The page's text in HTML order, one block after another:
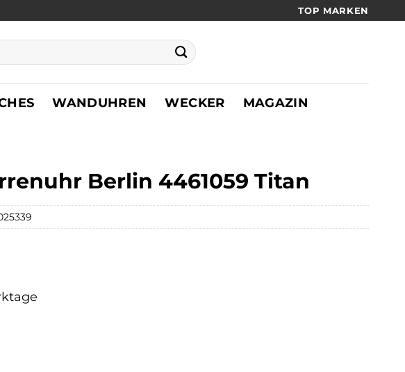
TOP MARKEN
WANDUHREN WECKER MAGAZIN
Berlin 4461059 Titan